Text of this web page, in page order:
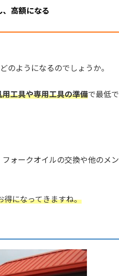
高額になる
のようになるのでしょうか。
工具や専用工具の準備で最低で
ォークオイルの交換や他のメン
得になってきますね。